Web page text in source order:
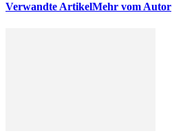
Verwandte ArtikelMehr vom Autor